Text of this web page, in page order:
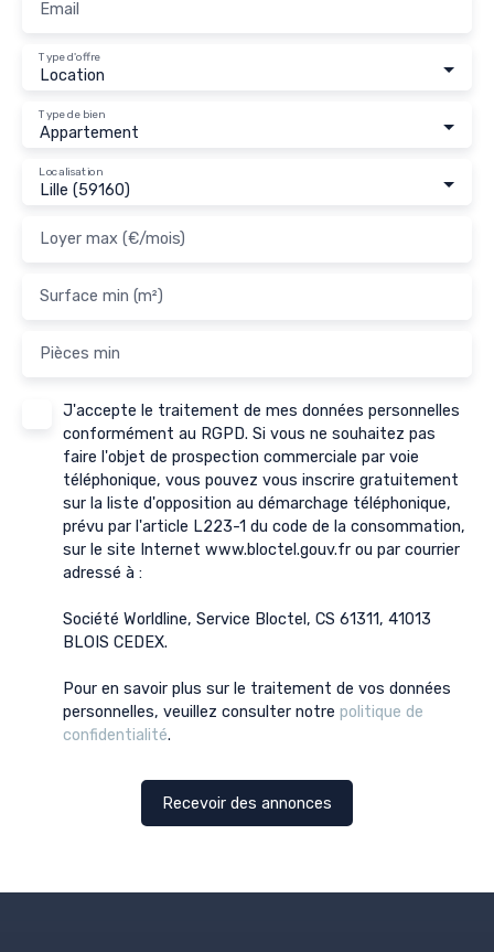
Email
Location
Type d'offre
Appartement
Type de bien
Lille (59160)
Localisation
Loyer max (€/mois)
Surface min (m²)
Pièces min
J'accepte le traitement de mes données personnelles
conformément au RGPD. Si vous ne souhaitez pas
faire l'objet de prospection commerciale par voie
téléphonique, vous pouvez vous inscrire gratuitement
sur la liste d'opposition au démarchage téléphonique,
prévu par l'article L223-1 du code de la consommation,
sur le site Internet www.bloctel.gouv.fr ou par courrier
adressé à :
Société Worldline, Service Bloctel, CS 61311, 41013
BLOIS CEDEX.
Pour en savoir plus sur le traitement de vos données
personnelles, veuillez consulter notre politique de
confidentialité.
Recevoir des annonces